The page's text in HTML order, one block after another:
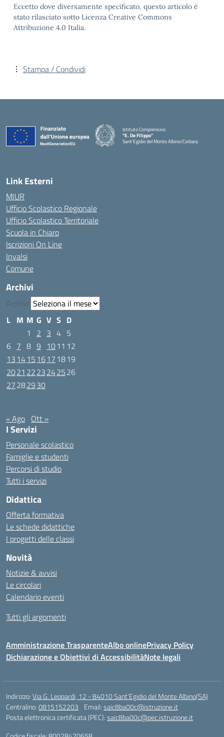
Eccetto dove diversamente specificato, questo articolo è
stato rilasciato sotto Licenza Creative Commons
Attribuzione 4.0 Italia.
Stampa / Condividi
Istituto Comprensivo
"E. De Filippo"
Sant'Egidio del Monte Albino/Corbara
Link Esterni
MIUR
Ufficio Scolastico Regionale
Ufficio Scolastico Territoriale
Scuola in Chiaro
Iscrizioni On Line
Invalsi
Comune
Archivi
Archivi
L M M G V S D
1
2 3 4 5
6 7 8 9 1011 12
13 1415 1617 1819
2021 2223242526
27282930
« Ago Ott »
I Servizi
Personale scolastico
Famiglie e studenti
Percorsi di studio
Tutti i servizi
Didattica
Offerta formativa
Le schede didattiche
I progetti delle classi
Novità
Notizie & avvisi
Le circolari
Calendario eventi
Tutti gli argomenti
Amministrazione TrasparenteAlbo onlinePrivacy Policy
Dichiarazione e Obiettivi di AccessibilitàNote legali
Indirizzo:Via G. Leopardi, 12 - 84010 Sant’Egidio del Monte Albino(SA)
Centralino:0815152203 Email:saic8ba00c@istruzione.it
Posta elettronica certificata (PEC):saic8ba00c@pec.istruzione.it